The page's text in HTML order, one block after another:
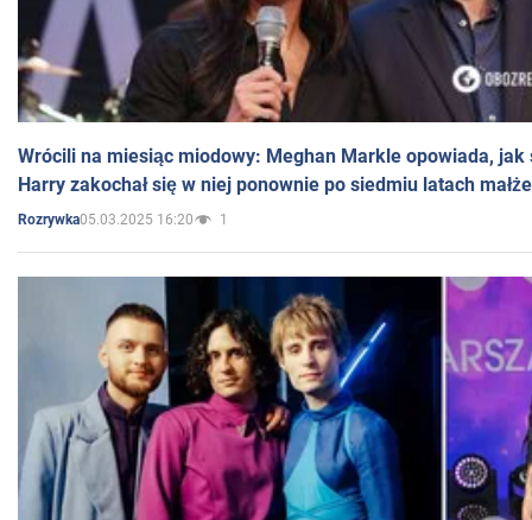
Wrócili na miesiąc miodowy: Meghan Markle opowiada, jak
Harry zakochał się w niej ponownie po siedmiu latach
Rozrywka05.03.2025 16:20 1